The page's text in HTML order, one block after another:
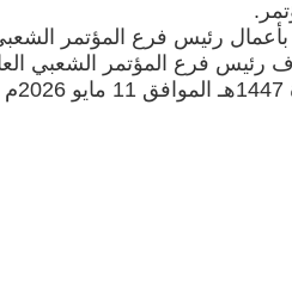
رئيس فرع المؤتمر
رئيس فرع المؤتمر الشعبي